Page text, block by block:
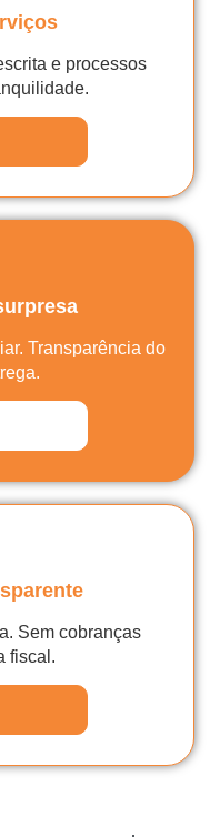
e processos
Transparência do
Sem cobranças
fiscal.